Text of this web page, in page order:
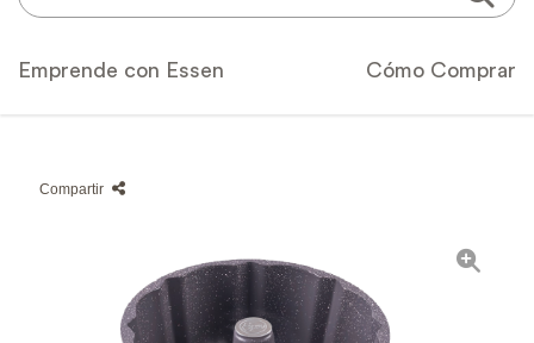
Emprende con Essen Cómo Comprar
Compartir